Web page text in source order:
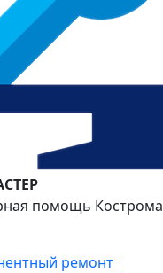
помощь Кострома
ремонт